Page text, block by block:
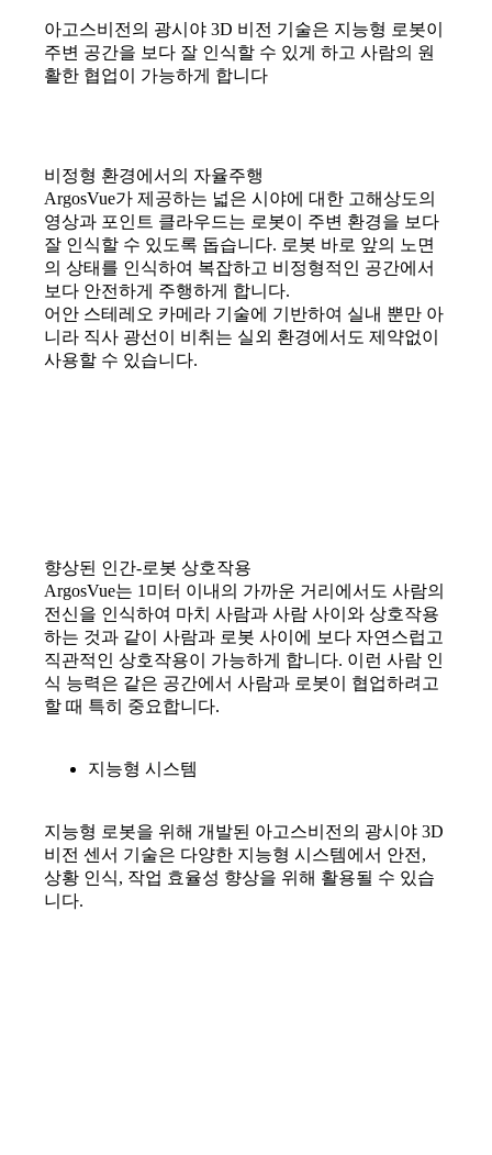
아고스비전의 광시야 3D 비전 기술은 지능형 로봇이
주변 공간을 보다 잘 인식할 수 있게 하고 사람의 원
활한 협업이 가능하게 합니다
비정형 환경에서의 자율주행
ArgosVue가 제공하는 넓은 시야에 대한 고해상도의
영상과 포인트 클라우드는 로봇이 주변 환경을 보다
잘 인식할 수 있도록 돕습니다. 로봇 바로 앞의 노면
의 상태를 인식하여 복잡하고 비정형적인 공간에서
보다 안전하게 주행하게 합니다.
어안 스테레오 카메라 기술에 기반하여 실내 뿐만 아
니라 직사 광선이 비취는 실외 환경에서도 제약없이
사용할 수 있습니다.
향상된 인간-로봇 상호작용
ArgosVue는 1미터 이내의 가까운 거리에서도 사람의
전신을 인식하여 마치 사람과 사람 사이와 상호작용
하는 것과 같이 사람과 로봇 사이에 보다 자연스럽고
직관적인 상호작용이 가능하게 합니다. 이런 사람 인
식 능력은 같은 공간에서 사람과 로봇이 협업하려고
할 때 특히 중요합니다.
지능형 시스템
지능형 로봇을 위해 개발된 아고스비전의 광시야 3D
비전 센서 기술은 다양한 지능형 시스템에서 안전,
상황 인식, 작업 효율성 향상을 위해 활용될 수 있습
니다.